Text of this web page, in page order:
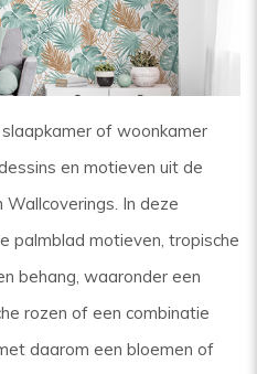
of woonkamer
en motieven uit de
In deze
palmblad motieven, tropische
behang, waaronder een
rozen of een combinatie
daarom een bloemen of